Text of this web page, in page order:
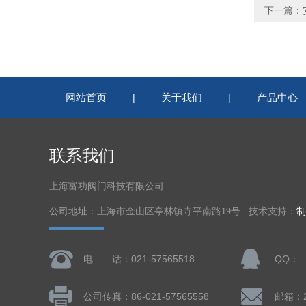
下一篇：
网站首页 | 关于我们 | 产品中心
联系我们
上海富功阀门科技有限公司
公司地址：上海市金山区亭林镇寺平南路19号 技术支持：
电 话：021-57565518 QQ：
公司传真：86-021-57565558 邮箱